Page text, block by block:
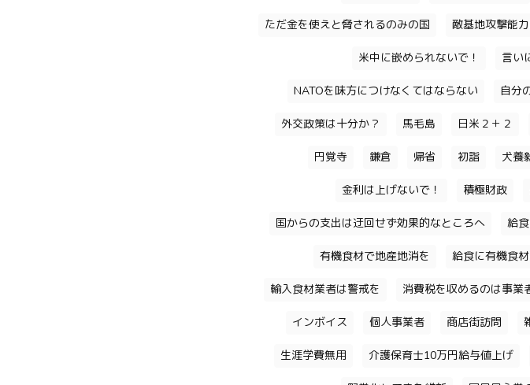
ただ金を使えと脅されるのみの国 敵基地攻撃能
米中に嵌められないで！ 言い
NATOを味方につけなくてはならない 自分
外交政策は十分か？ 馬毛島 日米２＋２
円覚寺 鎌倉 帰省 初詣 犬養
金利は上げないで！ 積極財政
国からの支出は迂回せず効果的なところへ 給
有機食材で地産地消を 給食に有機食
輸入食材業者は警戒を 消費税を収めるのは事業
インボイス 個人事業者 商店街訪問
生涯学費無用 介護保育士10万円給与値上げ